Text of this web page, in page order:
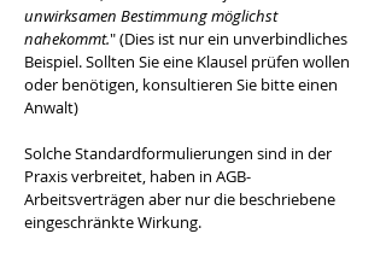
unwirksamen Bestimmung möglichst
nahekommt." (Dies ist nur ein unverbindliches
Beispiel. Sollten Sie eine Klausel prüfen wollen
oder benötigen, konsultieren Sie bitte einen
Anwalt)
Solche Standardformulierungen sind in der
Praxis verbreitet, haben in AGB-
Arbeitsverträgen aber nur die beschriebene
eingeschränkte Wirkung.